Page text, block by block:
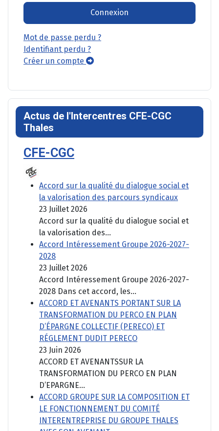
Connexion
Mot de passe perdu ?
Identifiant perdu ?
Créer un compte
Actus de l'Intercentres CFE-CGC
Thales
CFE-CGC
Accord sur la qualité du dialogue social et
la valorisation des parcours syndicaux
23 Juillet 2026
Accord sur la qualité du dialogue social et
la valorisation des...
Accord Intéressement Groupe 2026-2027-
2028
23 Juillet 2026
Accord Intéressement Groupe 2026-2027-
2028 Dans cet accord, les...
ACCORD ET AVENANTS PORTANT SUR LA
TRANSFORMATION DU PERCO EN PLAN
D’ÉPARGNE COLLECTIF (PERECO) ET
RÉGLEMENT DUDIT PERECO
23 Juin 2026
ACCORD ET AVENANTSSUR LA
TRANSFORMATION DU PERCO EN PLAN
D’EPARGNE...
ACCORD GROUPE SUR LA COMPOSITION ET
LE FONCTIONNEMENT DU COMITÉ
INTERENTREPRISE DU GROUPE THALES